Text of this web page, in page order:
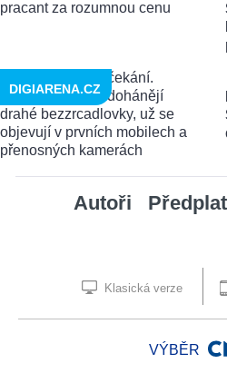
DIGIARENA.CZ
Autoři
Klasická verze
VÝBĚR